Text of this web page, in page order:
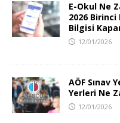
E-Okul Ne
2026 Birinci
Bilgisi
12/01/2026
AÖF Sınav
Yerleri Ne
12/01/2026